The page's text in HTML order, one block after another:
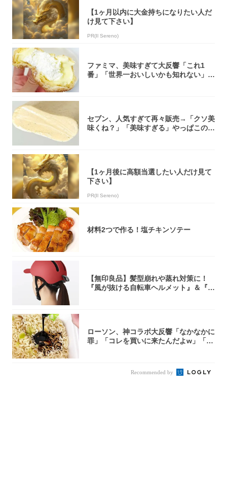
【1ヶ月以内に大金持ちになりたい人だ
け見て下さい】
PR(Il Sereno)
ファミマ、美味すぎて大反響「これ1
番」「世界一おいしいかも知れない」
セブン、人気すぎて再々販売→「クソ美
味くね？」「美味すぎる」やっぱこのク
【1ヶ月後に高額当選したい人だけ見て
下さい】
PR(Il Sereno)
材料2つで作る！塩チキンソテー
【無印良品】髪型崩れや蒸れ対策に！
『風が抜ける自転車ヘルメット』＆『2
ローソン、神コラボ大反響「なかなかに
罪」「コレを買いに来たんだよw」「３
Recommended by